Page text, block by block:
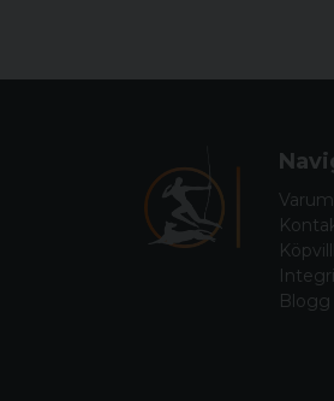
Blogg